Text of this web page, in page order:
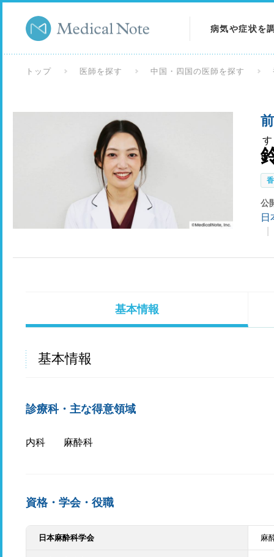
病気や症状を
検査を調べる
トップ 医師を探す 中国・四国の医師を探す
公
日
基本情報
基本情報
診療科・主な得意領域
内科 麻酔科
資格・学会・役職
日本麻酔科学会 麻